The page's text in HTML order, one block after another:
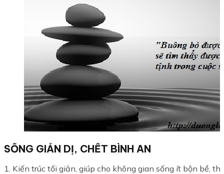
SỐNG GIẢN DỊ, CHẾT BÌNH AN
1. Kiến trúc tối giản, giúp cho không gian sống ít bộn bề,